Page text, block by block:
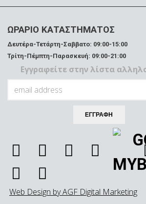
ΩΡΑΡΙΟ ΚΑΤΑΣΤΗΜΑΤΟΣ
Δευτέρα-Τετάρτη-Σαββατο: 09:00-15:00
Τρίτη-Πέμπτη-Παρασκευή: 09:00-21:00
Εγγραφείτε στην λίστα
Web Design by AGF Digital Marketing